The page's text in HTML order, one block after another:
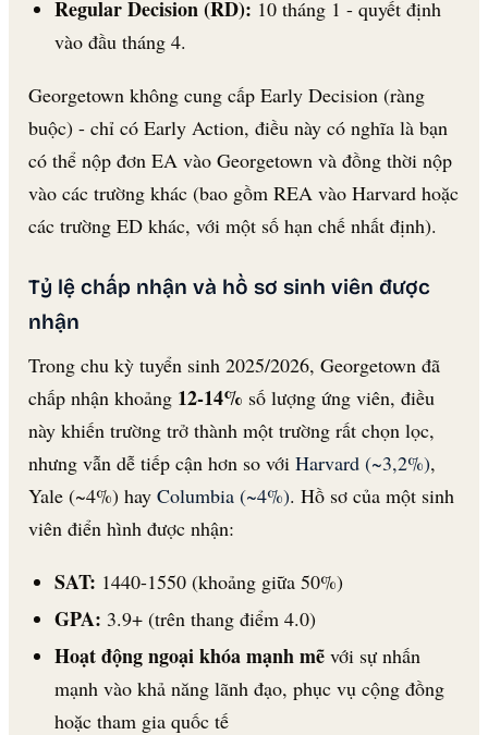
Regular Decision (RD): 10 tháng 1 - quyết định
vào đầu tháng 4.
Georgetown không cung cấp Early Decision (ràng
buộc) - chỉ có Early Action, điều này có nghĩa là bạn
có thể nộp đơn EA vào Georgetown và đồng thời nộp
vào các trường khác (bao gồm REA vào Harvard hoặc
các trường ED khác, với một số hạn chế nhất định).
Tỷ lệ chấp nhận và hồ sơ sinh viên được
nhận
Trong chu kỳ tuyển sinh 2025/2026, Georgetown đã
chấp nhận khoảng 12-14% số lượng ứng viên, điều
này khiến trường trở thành một trường rất chọn lọc,
nhưng vẫn dễ tiếp cận hơn so với Harvard (~3,2%),
Yale (~4%) hay Columbia (~4%). Hồ sơ của một sinh
viên điển hình được nhận:
SAT: 1440-1550 (khoảng giữa 50%)
GPA: 3.9+ (trên thang điểm 4.0)
Hoạt động ngoại khóa mạnh mẽvới sự nhấn
mạnh vào khả năng lãnh đạo, phục vụ cộng đồng
hoặc tham gia quốc tế